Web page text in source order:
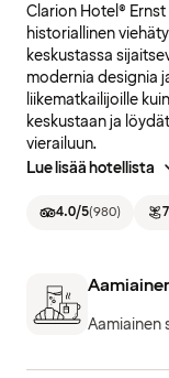
Clarion Hotel®
historiallinen
keskustassa
modernia designia
liikematkailijoille
keskustaan ja
vierailuun.
Lue lisää hotellista
4.0/5(980)
Aamiainen